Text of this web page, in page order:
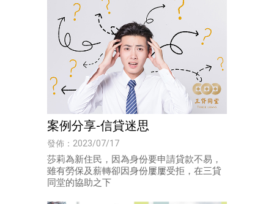
案例分享-信貸迷思
發佈：2023/07/17
莎莉為新住民，因為身份要申請貸款不易，
雖有勞保及薪轉卻因身份屢屢受拒，在三貸
同堂的協助之下